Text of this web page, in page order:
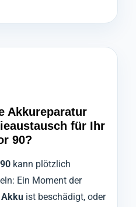
Akkureparatur
für Ihr
90?
kann plötzlich
Ein Moment der
Akku ist beschädigt, oder